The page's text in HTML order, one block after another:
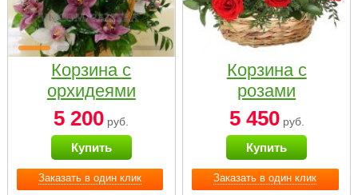
Заказать в один клик
Корзина с
орхидеями
малая
5 200 руб.
Купить
Заказать в один клик
Корзина с
розами
«Красный
Париж»
5 450руб.
Купить